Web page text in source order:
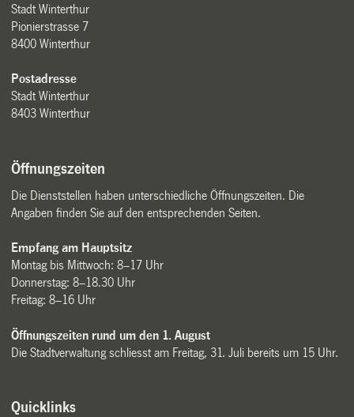
Stadt Winterthur
Pionierstrasse 7
8400 Winterthur
Postadresse
Stadt Winterthur
8403 Winterthur
Öffnungszeiten
Die Dienststellen haben unterschiedliche Öffnungszeiten. Die
Angaben finden Sie auf den entsprechenden Seiten.
Empfang am Hauptsitz
Montag bis Mittwoch: 8–17 Uhr
Donnerstag: 8–18.30 Uhr
Freitag: 8–16 Uhr
Öffnungszeiten rund um den 1. August
Die Stadtverwaltung schliesst am Freitag, 31. Juli bereits um 15 Uhr.
Quicklinks